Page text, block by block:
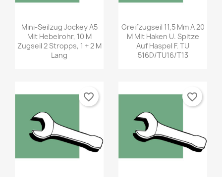
Mini-Seilzug Jockey A5
Mit Hebelrohr, 10 M
Zugseil 2 Stropps, 1 + 2 M
Lang
Greifzugseil 11,5 Mm A 20
M Mit Haken U. Spitze
Auf Haspel F. TU
516D/TU16/T13
favorite_border favorite_border